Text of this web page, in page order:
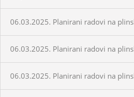
06.03.2025. Planirani radovi na
06.03.2025. Planirani radovi na
06.03.2025. Planirani radovi na